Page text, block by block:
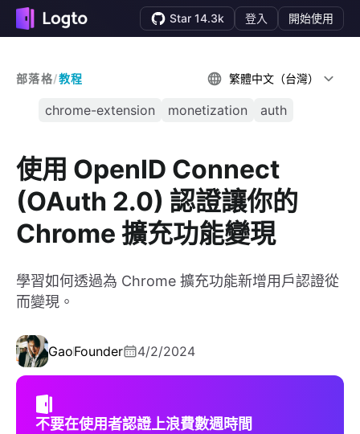
Star 14.3k 登入 開始使用
部落格/教程 繁體中文（台灣）
chrome-extension monetization auth
使用 OpenID Connect
(OAuth 2.0) 認證讓你的
Chrome 擴充功能變現
學習如何透過為 Chrome 擴充功能新增用戶認證從
而變現。
GaoFounder 4/2/2024
不要在使用者認證上浪費數週時間